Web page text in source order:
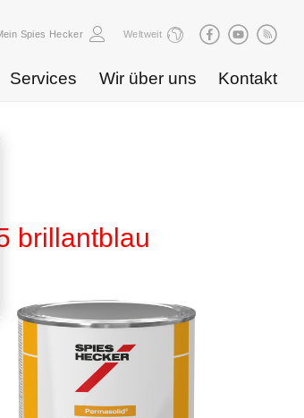
Spies Hecker Weltweit
Services Wir über uns Kontakt
brillantblau